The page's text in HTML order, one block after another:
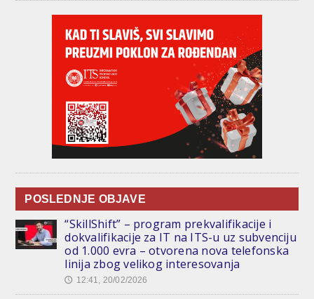
POSLEDNJE OBJAVE
“SkillShift” – program prekvalifikacije i
dokvalifikacije za IT na ITS-u uz subvenciju
od 1.000 evra – otvorena nova telefonska
linija zbog velikog interesovanja
🕔 12:41, 20/02/2026